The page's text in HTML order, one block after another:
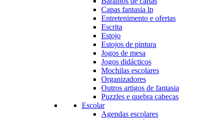
Capas fantasia lp
Entretenimento e ofertas
Escrita
Estojo
Estojos de pintura
Jogos de mesa
Jogos didácticos
Mochilas escolares
Organizadores
Outros artigos de fantasia
Puzzles e quebra cabeças
Escolar
Agendas escolares